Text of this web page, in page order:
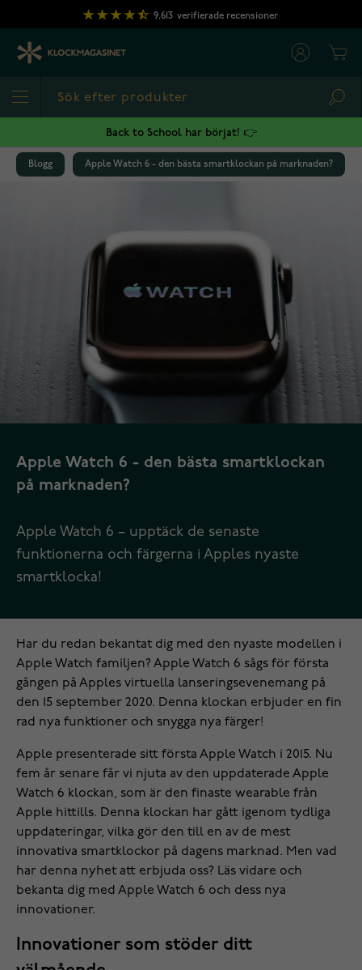
Hoppa till innehållet
9,613 verifierade recensioner
Back to School har börjat! 👉
Blogg Apple Watch 6 - den bästa smartklockan på marknaden?
Apple Watch 6 - den bästa smartklockan
på marknaden?
Apple Watch 6 – upptäck de senaste
funktionerna och färgerna i Apples nyaste
smartklocka!
Har du redan bekantat dig med den nyaste modellen i
Apple Watch familjen? Apple Watch 6 sågs för första
gången på Apples virtuella lanseringsevenemang på
den 15 september 2020. Denna klockan erbjuder en fin
rad nya funktioner och snygga nya färger!
Apple presenterade sitt första Apple Watch i 2015. Nu
fem år senare får vi njuta av den uppdaterade Apple
Watch 6 klockan, som är den finaste wearable från
Apple hittills. Denna klockan har gått igenom tydliga
uppdateringar, vilka gör den till en av de mest
innovativa smartklockor på dagens marknad. Men vad
har denna nyhet att erbjuda oss? Läs vidare och
bekanta dig med Apple Watch 6 och dess nya
innovationer.
Innovationer som stöder ditt